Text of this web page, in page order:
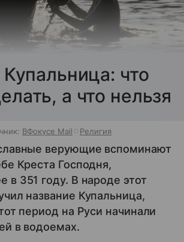
что
а что нельзя
ВФокусе Mail Религия
верующие вспоминают
Креста Господня,
в 351 году. В народе этот
название Купальница,
период на Руси начинали
в водоемах.